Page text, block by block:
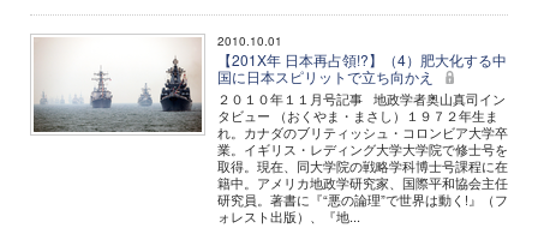
2010.10.01
【201X年 日本再占領!?】（4）肥大化する中
国に日本スピリットで立ち向かえ
２０１０年１１月号記事 地政学者奥山真司イン
タビュー （おくやま・まさし）１９７２年生ま
れ。カナダのブリティッシュ・コロンビア大学卒
業。イギリス・レディング大学大学院で修士号を
取得。現在、同大学院の戦略学科博士号課程に在
籍中。アメリカ地政学研究家、国際平和協会主任
研究員。著書に『“悪の論理”で世界は動く!』（フ
ォレスト出版）、『地...